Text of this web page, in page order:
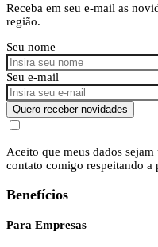
Receba em seu e-mail as
região.
Seu nome
Seu e-mail
Quero receber novidades
Aceito que meus dados
contato comigo respeitando
Benefícios
Para Empresas